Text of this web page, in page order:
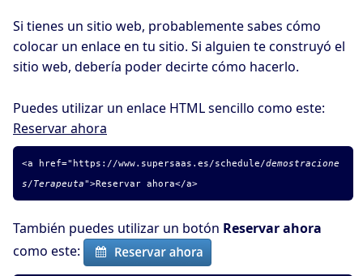
Si tienes un sitio web, probablemente sabes cómo
colocar un enlace en tu sitio. Si alguien te construyó el
sitio web, debería poder decirte cómo hacerlo.
Puedes utilizar un enlace HTML sencillo como este:
Reservar ahora
<a href=" https://www.supersaas.es/schedule/demostracione
s/Terapeuta">Reservar ahora</a>
También puedes utilizar un botón Reservar ahora
como este: